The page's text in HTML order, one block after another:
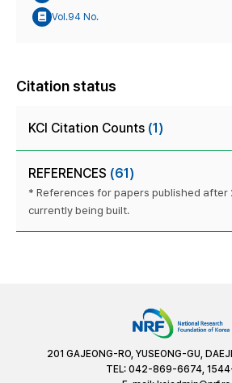
Vol.94 No.
Citation status
KCI Citation Counts (1)
REFERENCES (61)
* References for papers published after
currently being built.
201 GAJEONG-RO, YUSEONG-GU,
TEL: 042-869-6674,